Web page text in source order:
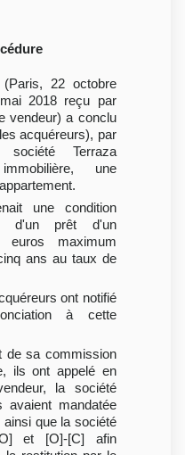
22 octobre
2018 reçu par
vendeur) a conclu
acquéreurs), par
Terraza
une
une condition
d'un prêt d'un
maximum
ans au taux de
ont notifié
à cette
de sa commission
ils ont appelé en
la société
avaient mandatée
ainsi que la société
et [O]-[C] afin